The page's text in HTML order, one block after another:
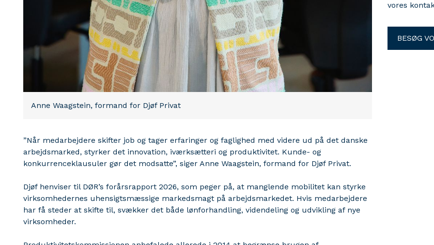
Anne Waagstein, formand for Djøf Privat
”Når medarbejdere skifter job og tager erfaringer og faglighed med videre ud på det danske
arbejdsmarked, styrker det innovation, iværksætteri og produktivitet. Kunde- og
konkurrenceklausuler gør det modsatte”, siger Anne Waagstein, formand for Djøf Privat.
Djøf henviser til DØR’s forårsrapport 2026, som peger på, at manglende mobilitet kan styrke
virksomhedernes uhensigtsmæssige markedsmagt på arbejdsmarkedet. Hvis medarbejdere
har få steder at skifte til, svækker det både lønforhandling, videndeling og udvikling af nye
virksomheder.
vores
BESØG